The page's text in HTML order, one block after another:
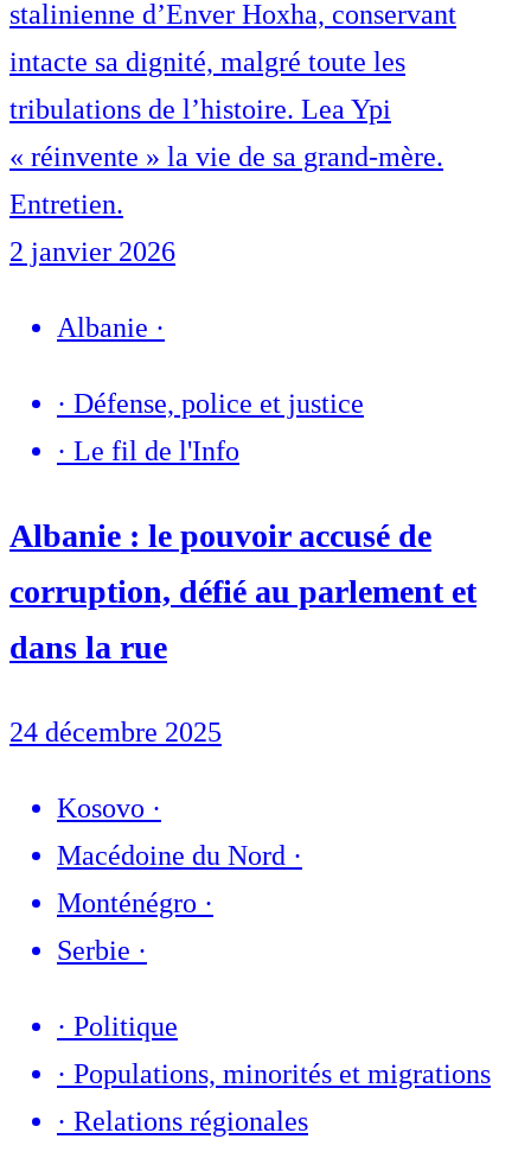
stalinienne d’Enver Hoxha, conservant
intacte sa dignité, malgré toute les
tribulations de l’histoire. Lea Ypi
« réinvente » la vie de sa grand-mère.
Entretien.
2 janvier 2026
Albanie ·
· Défense, police et justice
· Le fil de l'Info
Albanie : le pouvoir accusé de
corruption, défié au parlement et
dans la rue
24 décembre 2025
Kosovo ·
Macédoine du Nord ·
Monténégro ·
Serbie ·
· Politique
· Populations, minorités et migrations
· Relations régionales